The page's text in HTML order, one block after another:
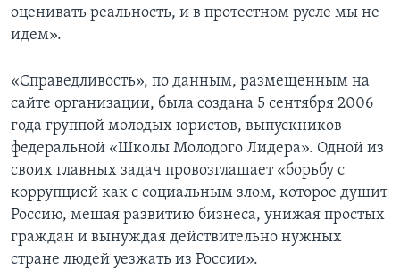
оценивать реальность, и в протестном русле мы не
идем».
«Справедливость», по данным, размещенным на
сайте организации, была создана 5 сентября 2006
года группой молодых юристов, выпускников
федеральной «Школы Молодого Лидера». Одной из
своих главных задач провозглашает «борьбу с
коррупцией как с социальным злом, которое душит
Россию, мешая развитию бизнеса, унижая простых
граждан и вынуждая действительно нужных
стране людей уезжать из России».